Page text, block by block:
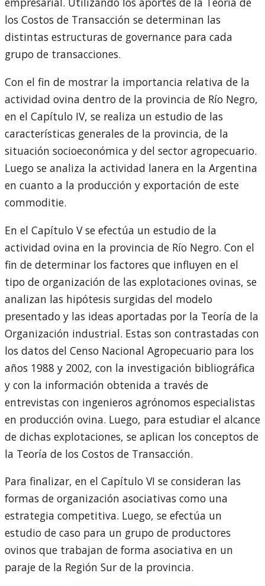
los Costos de Transacción se determinan las
distintas estructuras de governance para cada
grupo de transacciones.
Con el fin de mostrar la importancia relativa de la
actividad ovina dentro de la provincia de Río Negro,
en el Capítulo IV, se realiza un estudio de las
características generales de la provincia, de la
situación socioeconómica y del sector agropecuario.
Luego se analiza la actividad lanera en la Argentina
en cuanto a la producción y exportación de este
commoditie.
En el Capítulo V se efectúa un estudio de la
actividad ovina en la provincia de Río Negro. Con el
fin de determinar los factores que influyen en el
tipo de organización de las explotaciones ovinas, se
analizan las hipótesis surgidas del modelo
presentado y las ideas aportadas por la Teoría de la
Organización industrial. Estas son contrastadas con
los datos del Censo Nacional Agropecuario para los
años 1988 y 2002, con la investigación bibliográfica
y con la información obtenida a través de
entrevistas con ingenieros agrónomos especialistas
en producción ovina. Luego, para estudiar el alcance
de dichas explotaciones, se aplican los conceptos de
la Teoría de los Costos de Transacción.
Para finalizar, en el Capítulo VI se consideran las
formas de organización asociativas como una
estrategia competitiva. Luego, se efectúa un
estudio de caso para un grupo de productores
ovinos que trabajan de forma asociativa en un
paraje de la Región Sur de la provincia.